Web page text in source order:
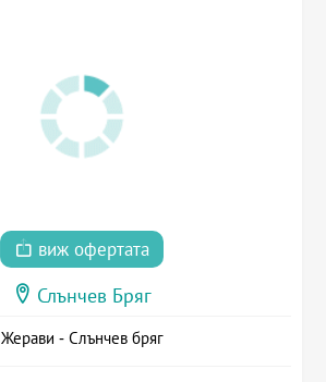
виж офертата
Слънчев Бряг
Жерави - Слънчев бряг